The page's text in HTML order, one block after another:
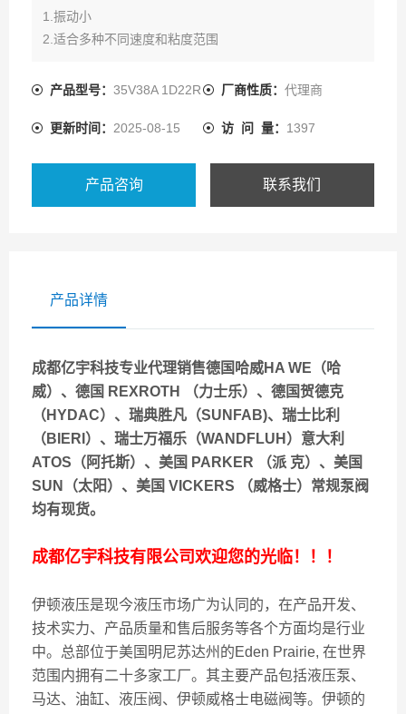
1.振动小
2.适合多种不同速度和粘度范围
4.可和轴向柱塞泵和内啮合齿轮泵连接使用
产品型号： 35V38A 1D22R 厂商性质： 代理商
更新时间： 2025-08-15 访 问 量： 1397
产品咨询 联系我们
产品详情
成都亿宇科技专业代理销售德国哈威HA WE（哈
威）、德国 REXROTH （力士乐）、德国贺德克
（HYDAC）、瑞典胜凡（SUNFAB)、瑞士比利
（BIERI）、瑞士万福乐（WANDFLUH）意大利
ATOS（阿托斯）、美国 PARKER （派 克）、美国
SUN（太阳）、美国 VICKERS （威格士）常规泵阀
均有现货。
成都亿宇科技有限公司欢迎您的光临！！！
伊顿液压是现今液压市场广为认同的，在产品开发、
技术实力、产品质量和售后服务等各个方面均是行业
中。总部位于美国明尼苏达州的Eden Prairie, 在世界
范围内拥有二十多家工厂。其主要产品包括液压泵、
马达、油缸、液压阀、伊顿威格士电磁阀等。伊顿的